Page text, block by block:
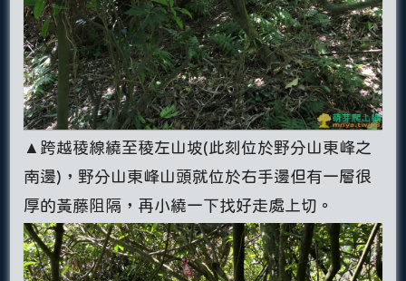
▲跨越稜線繞至稜左山坡(此刻位於野分山東峰之
南邊)，野分山東峰山頭就位於右手邊但有一層很
厚的黃藤阻隔，再小繞一下找好走處上切。